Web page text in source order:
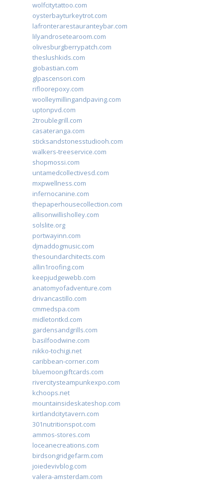
wolfcitytattoo.com
oysterbayturkeytrot.com
lafronterarestauranteybar.com
lilyandrosetearoom.com
olivesburgberrypatch.com
theslushkids.com
giobastian.com
glpascensori.com
rifloorepoxy.com
woolleymillingandpaving.com
uptonpvd.com
2troublegrill.com
casateranga.com
sticksandstonesstudiooh.com
walkers-treeservice.com
shopmossi.com
untamedcollectivesd.com
mxpwellness.com
infernocanine.com
thepaperhousecollection.com
allisonwillisholley.com
solslite.org
portwayinn.com
djmaddogmusic.com
thesoundarchitects.com
allin1roofing.com
keepjudgewebb.com
anatomyofadventure.com
drivancastillo.com
cmmedspa.com
midletontkd.com
gardensandgrills.com
basilfoodwine.com
nikko-tochigi.net
caribbean-corner.com
bluemoongiftcards.com
rivercitysteampunkexpo.com
kchoops.net
mountainsideskateshop.com
kirtlandcitytavern.com
301nutritionspot.com
ammos-stores.com
loceanecreations.com
birdsongridgefarm.com
joiedevivblog.com
valera-amsterdam.com